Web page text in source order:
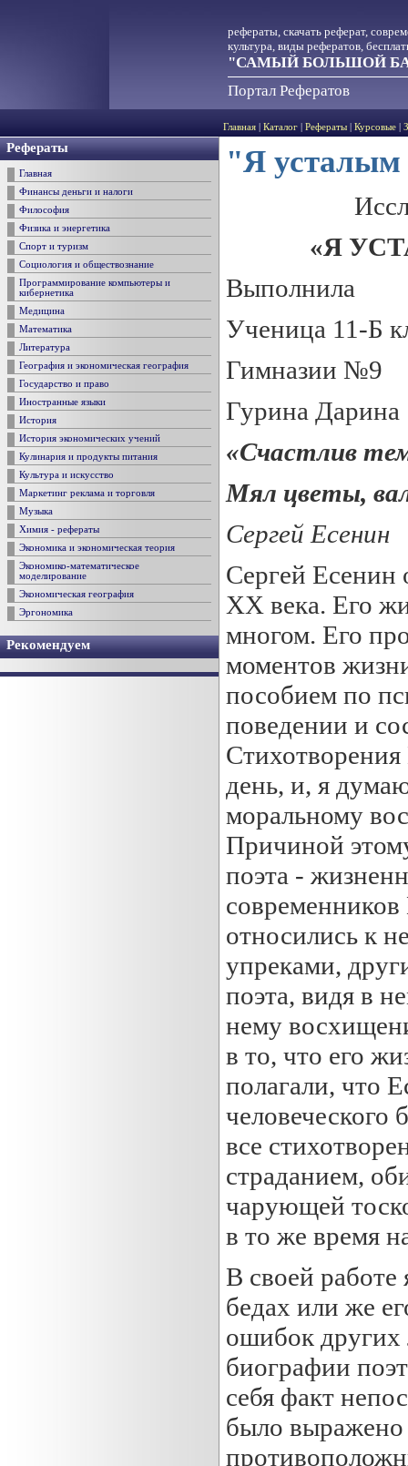
рефераты, скачать реферат,
культура, виды рефератов,
"САМЫЙ БОЛЬШОЙ
Портал Рефератов
Главная Каталог Рефераты Курсовые
Рефераты
Главная
Финансы деньги и налоги
Философия
Физика и энергетика
Спорт и туризм
Социология и обществознание
Программирование компьютеры и
кибернетика
Медицина
Математика
Литература
География и экономическая география
Государство и право
Иностранные языки
История
История экономических учений
Кулинария и продукты питания
Культура и искусство
Маркетинг реклама и торговля
Музыка
Химия - рефераты
Экономика и экономическая теория
Экономико-математическое
моделирование
Экономическая география
Эргономика
Рекомендуем
"Я
«Я
Выполнила
Ученица 11-Б
Гимназии №9
Гурина Дарина
«Счастлив
Мял цветы,
Сергей Есенин
Сергей Есенин
XX века. Его
многом. Его
моментов
пособием по
поведении и
день, и, я
моральному
Причиной
поэта -
относились к
упреками,
поэта, видя в
нему
в то, что его
полагали, что
все
страданием,
чарующей
в то же время
В своей
бедах или же
ошибок других
биографии
себя факт
было